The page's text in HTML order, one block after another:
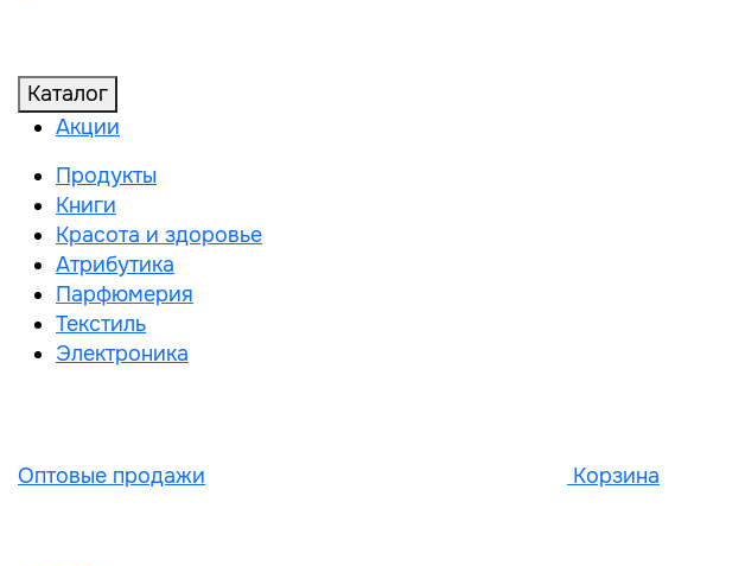
Каталог
Акции
Продукты
Книги
Красота и здоровье
Атрибутика
Парфюмерия
Текстиль
Электроника
Оптовые продажи Корзина